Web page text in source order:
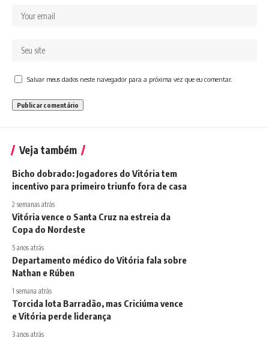
Salvar meus dados neste navegador para a próxima vez que eu comentar.
Veja também
Bicho dobrado: Jogadores do Vitória tem
incentivo para primeiro triunfo fora de casa
2 semanas atrás
Vitória vence o Santa Cruz na estreia da
Copa do Nordeste
5 anos atrás
Departamento médico do Vitória fala sobre
Nathan e Rúben
1 semana atrás
Torcida lota Barradão, mas Criciúma vence
e Vitória perde liderança
3 anos atrás